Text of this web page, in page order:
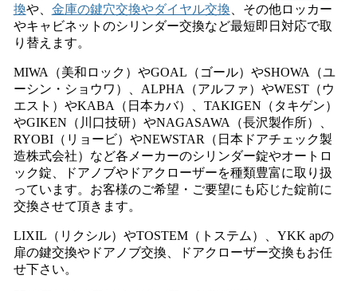
換や、 金庫の鍵穴交換やダイヤル交換 、その他ロッカー
やキャビネットのシリンダー交換など最短即日対応で取
り替えます。
MIWA（美和ロック）やGOAL（ゴール）やSHOWA（ユ
ーシン・ショウワ）、ALPHA（アルファ）やWEST（ウ
エスト）やKABA（日本カバ）、TAKIGEN（タキゲン）
やGIKEN（川口技研）やNAGASAWA（長沢製作所）、
RYOBI（リョービ）やNEWSTAR（日本ドアチェック製
造株式会社）など各メーカーのシリンダー錠やオートロ
ック錠、ドアノブやドアクローザーを種類豊富に取り扱
っています。お客様のご希望・ご要望にも応じた錠前に
交換させて頂きます。
LIXIL（リクシル）やTOSTEM（トステム）、YKK apの
扉の鍵交換やドアノブ交換、ドアクローザー交換もお任
せ下さい。